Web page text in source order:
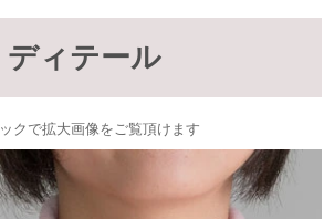
ディテール
クで拡大画像をご覧頂けます